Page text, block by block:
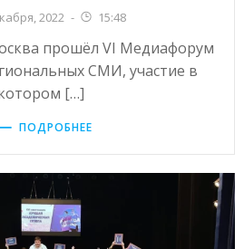
2022 - 15:48
прошёл VI Медиафорум
СМИ, участие в
[…]
ПОДРОБНЕЕ